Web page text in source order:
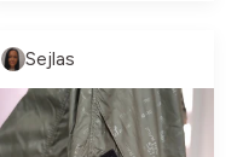
Sejlas